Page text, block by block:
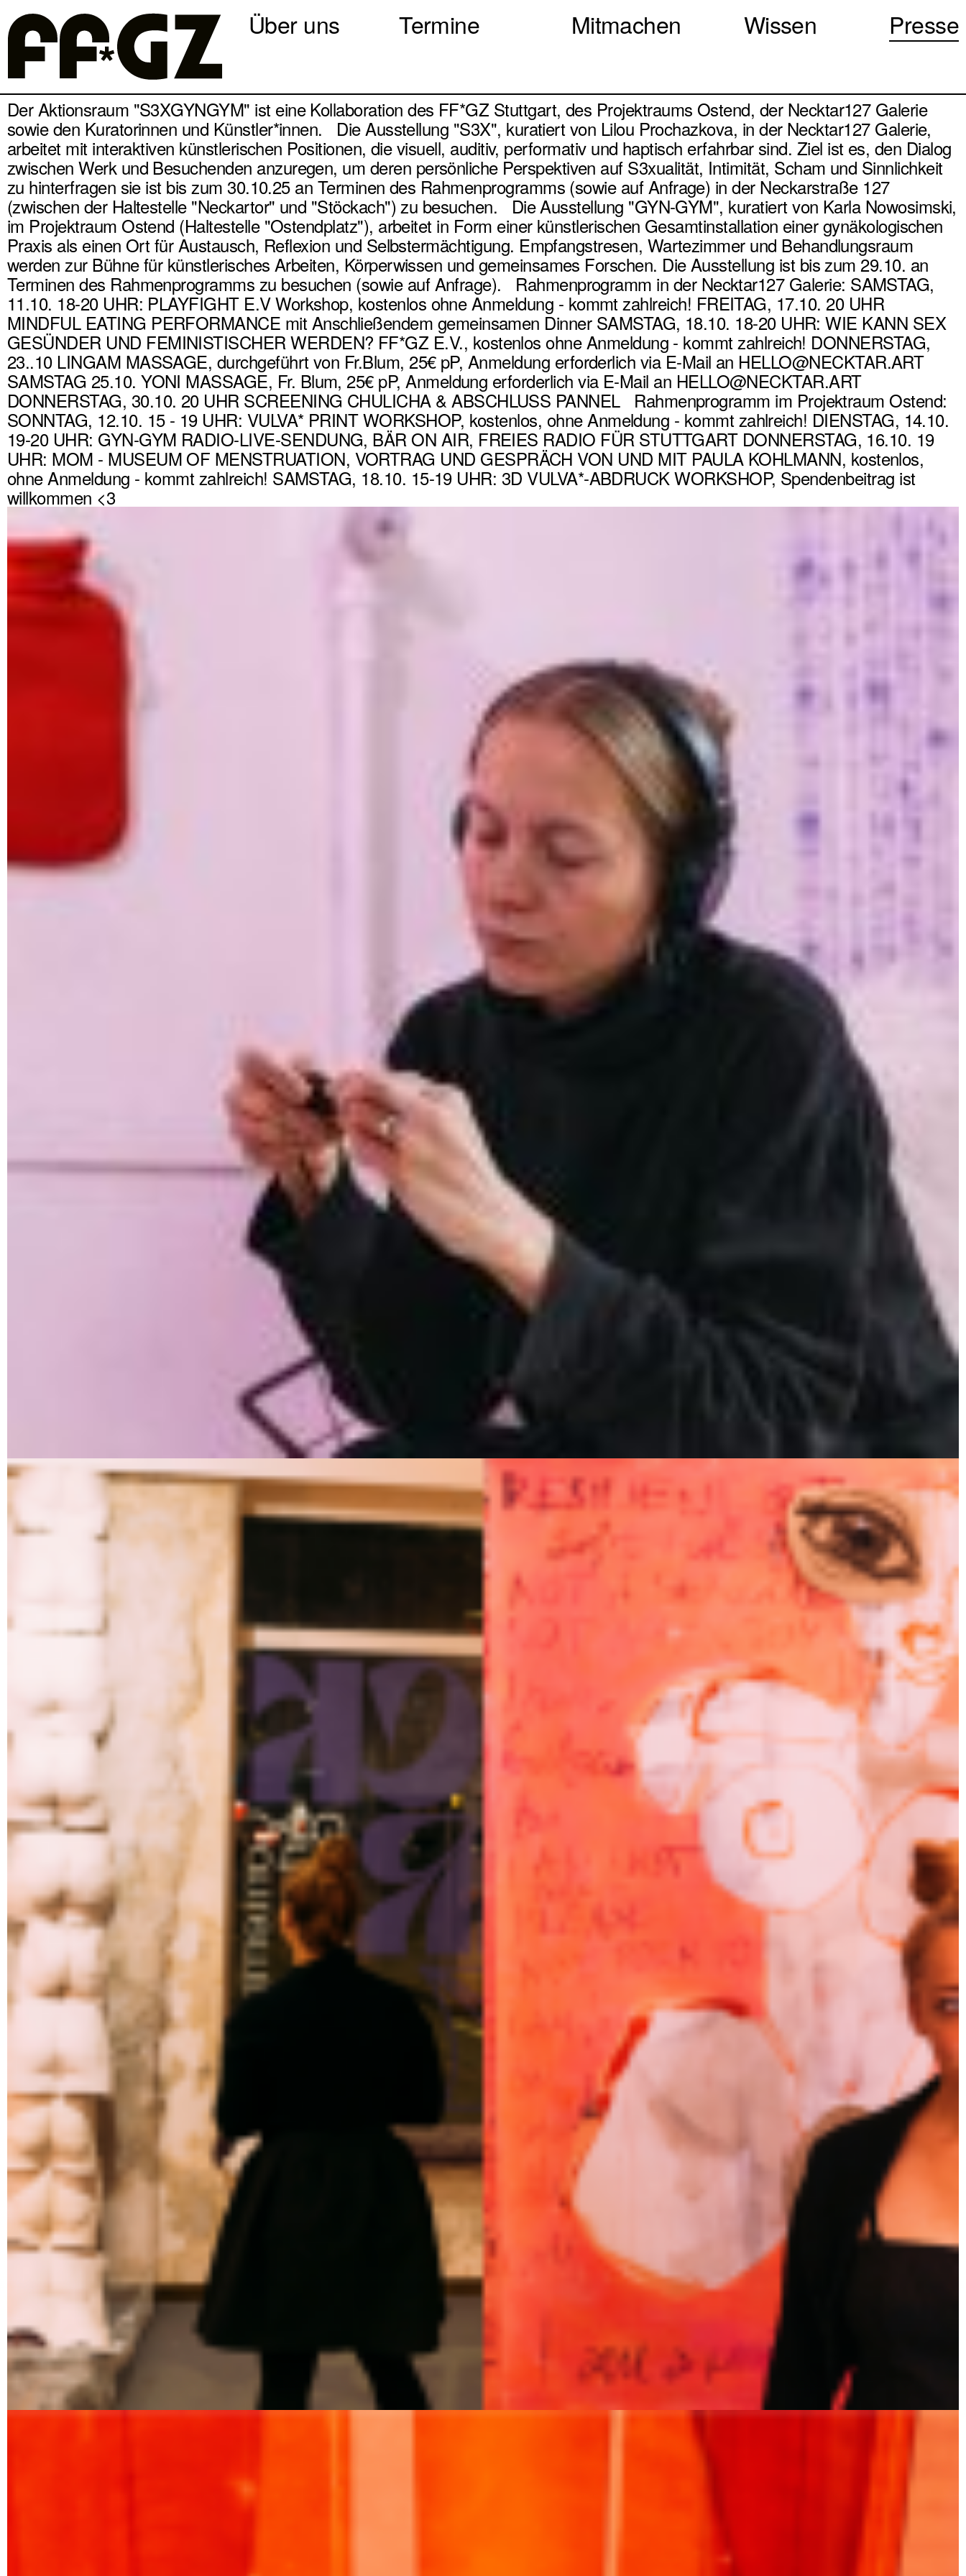
Über uns Termine Mitmachen Wissen Presse
Der Aktionsraum "S3XGYNGYM" ist eine Kollaboration des FF*GZ Stuttgart, des Projektraums Ostend, der Necktar127 Galerie
sowie den Kuratorinnen und Künstler*innen. Die Ausstellung "S3X", kuratiert von Lilou Prochazkova, in der Necktar127 Galerie,
arbeitet mit interaktiven künstlerischen Positionen, die visuell, auditiv, performativ und haptisch erfahrbar sind. Ziel ist es, den Dialog
zwischen Werk und Besuchenden anzuregen, um deren persönliche Perspektiven auf S3xualität, Intimität, Scham und Sinnlichkeit
zu hinterfragen sie ist bis zum 30.10.25 an Terminen des Rahmenprogramms (sowie auf Anfrage) in der Neckarstraße 127
(zwischen der Haltestelle "Neckartor" und "Stöckach") zu besuchen. Die Ausstellung "GYN-GYM", kuratiert von Karla Nowosimski,
im Projektraum Ostend (Haltestelle "Ostendplatz"), arbeitet in Form einer künstlerischen Gesamtinstallation einer gynäkologischen
Praxis als einen Ort für Austausch, Reflexion und Selbstermächtigung. Empfangstresen, Wartezimmer und Behandlungsraum
werden zur Bühne für künstlerisches Arbeiten, Körperwissen und gemeinsames Forschen. Die Ausstellung ist bis zum 29.10. an
Terminen des Rahmenprogramms zu besuchen (sowie auf Anfrage). Rahmenprogramm in der Necktar127 Galerie: SAMSTAG,
11.10. 18-20 UHR: PLAYFIGHT E.V Workshop, kostenlos ohne Anmeldung - kommt zahlreich! FREITAG, 17.10. 20 UHR
MINDFUL EATING PERFORMANCE mit Anschließendem gemeinsamen Dinner SAMSTAG, 18.10. 18-20 UHR: WIE KANN SEX
GESÜNDER UND FEMINISTISCHER WERDEN? FF*GZ E.V., kostenlos ohne Anmeldung - kommt zahlreich! DONNERSTAG,
23..10 LINGAM MASSAGE, durchgeführt von Fr.Blum, 25€ pP, Anmeldung erforderlich via E-Mail an HELLO@NECKTAR.ART
SAMSTAG 25.10. YONI MASSAGE, Fr. Blum, 25€ pP, Anmeldung erforderlich via E-Mail an HELLO@NECKTAR.ART
DONNERSTAG, 30.10. 20 UHR SCREENING CHULICHA & ABSCHLUSS PANNEL Rahmenprogramm im Projektraum Ostend:
SONNTAG, 12.10. 15 - 19 UHR: VULVA* PRINT WORKSHOP, kostenlos, ohne Anmeldung - kommt zahlreich! DIENSTAG, 14.10.
19-20 UHR: GYN-GYM RADIO-LIVE-SENDUNG, BÄR ON AIR, FREIES RADIO FÜR STUTTGART DONNERSTAG, 16.10. 19
UHR: MOM - MUSEUM OF MENSTRUATION, VORTRAG UND GESPRÄCH VON UND MIT PAULA KOHLMANN, kostenlos,
ohne Anmeldung - kommt zahlreich! SAMSTAG, 18.10. 15-19 UHR: 3D VULVA*-ABDRUCK WORKSHOP, Spendenbeitrag ist
willkommen <3